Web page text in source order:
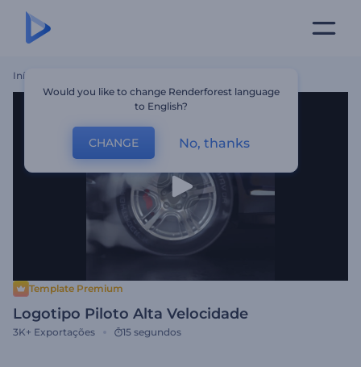
Início
Template Premium
Logotipo Piloto Alta Velocidade
3K+ Exportações 15 segundos
Would you like to change Renderforest language
to English?
CHANGE No, thanks